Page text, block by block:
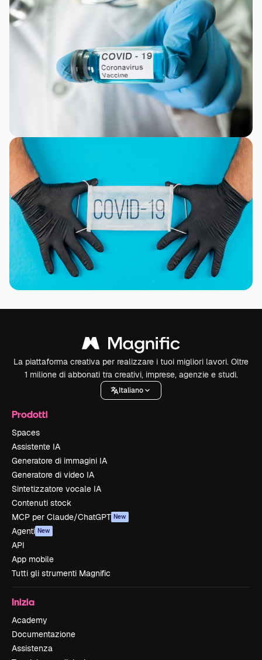
La piattaforma creativa per realizzare i tuoi migliori lavori. Oltre
1 milione di abbonati tra creativi, imprese, agenzie e studi.
Italiano
Prodotti
Spaces
Assistente IA
Generatore di immagini IA
Generatore di video IA
Sintetizzatore vocale IA
Contenuti stock
MCP per Claude/ChatGPT New
Agenti New
API
App mobile
Tutti gli strumenti Magnific
Inizia
Academy
Documentazione
Assistenza